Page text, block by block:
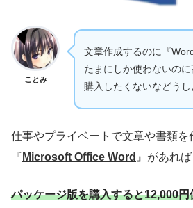
ことみ
文章作成するのに『
たまにしか使わないの
購入したくないなどうし
仕事やプライベートで文章や書類を
『 Microsoft Office Word 』があれ
パッケージ版を購入すると12,000